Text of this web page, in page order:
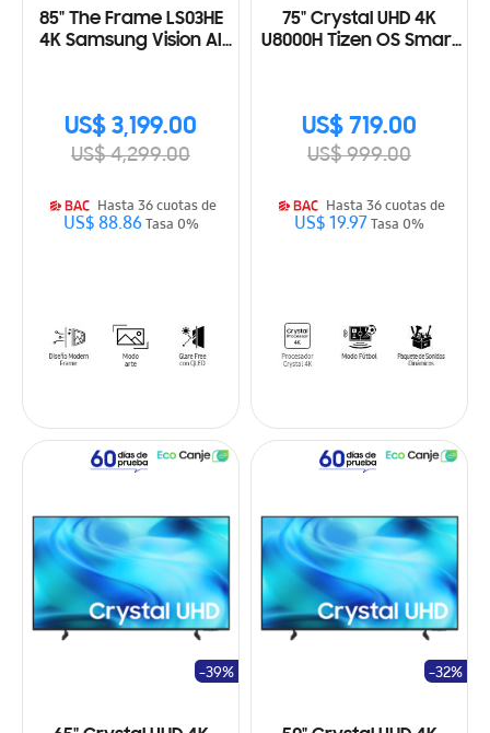
85" The Frame LS03HE
4K Samsung Vision AI
US$ 3,199.00
US$ 4,299.00
Hasta 36 cuotas de
US$ 88.86Tasa 0%
75" Crystal UHD 4K
U8000H Tizen OS Smart
US$ 719.00
US$ 999.00
Hasta 36 cuotas de
US$ 19.97Tasa 0%
-39% -32%